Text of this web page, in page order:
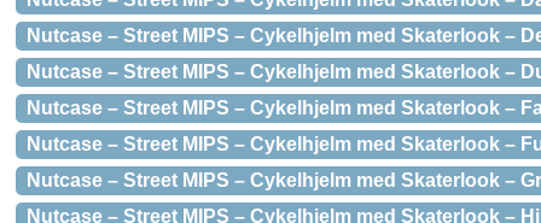
Nutcase – Street MIPS – Cykelhjelm med Skaterlook –
Nutcase – Street MIPS – Cykelhjelm med Skaterlook –
Nutcase – Street MIPS – Cykelhjelm med Skaterlook –
Nutcase – Street MIPS – Cykelhjelm med Skaterlook –
Nutcase – Street MIPS – Cykelhjelm med Skaterlook –
Nutcase – Street MIPS – Cykelhjelm med Skaterlook –